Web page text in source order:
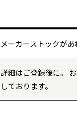
メーカーストックが
詳細はご登録後に。
しております。